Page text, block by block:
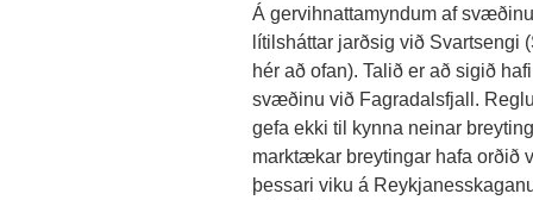
Á gervihnattamyndum af
lítilsháttar jarðsig við Svartsengi
hér að ofan). Talið er að sigið
svæðinu við Fagradalsfjall.
gefa ekki til kynna neinar
marktækar breytingar hafa orðið
þessari viku á